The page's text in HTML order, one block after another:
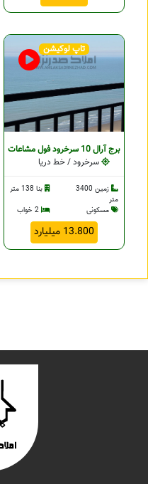
تاپ لوکیشن
برج آرال 10 سرخرود فول مشاعات
سرخرود / خط دریا
زمین 3400
متر
بنا 138 متر
مسکونی
2 خواب
13.800 میلیارد